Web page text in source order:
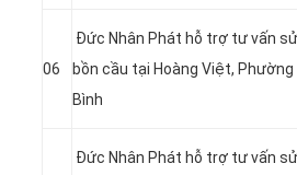
06
Đức Nhân Phát hỗ trợ tư vấn
bồn cầu tại Hoàng Việt, Phường
Bình
Đức Nhân Phát hỗ trợ tư vấn